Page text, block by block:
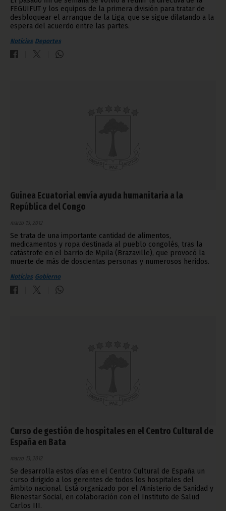
FEGUIFUT y los equipos de la primera división para tratar de
desbloquear el arranque de la Liga, que se sigue dilatando a la
espera del acuerdo entre las partes.
Noticias Deportes
Guinea Ecuatorial envía ayuda humanitaria a la
República del Congo
marzo 13, 2012
Se trata de una importante cantidad de alimentos,
medicamentos y ropa destinada al pueblo congolés, tras la
catástrofe en el barrio de Mpila (Brazaville), que provocó la
muerte de más de doscientas personas y numerosos heridos.
Noticias Gobierno
Curso de gestión de hospitales en el Centro Cultural de
España en Bata
marzo 13, 2012
Se desarrolla estos días en el Centro Cultural de España un
curso dirigido a los gerentes de todos los hospitales del
ámbito nacional. Está organizado por el Ministerio de Sanidad y
Bienestar Social, en colaboración con el Instituto de Salud
Carlos III.